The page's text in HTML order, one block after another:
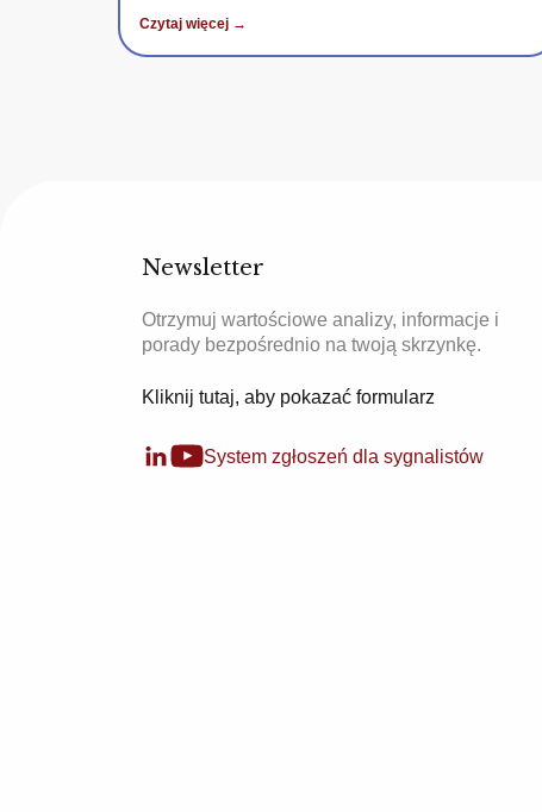
Czytaj więcej →
Newsletter
Otrzymuj wartościowe analizy, informacje i
porady bezpośrednio na twoją skrzynkę.
Kliknij tutaj, aby pokazać formularz
System zgłoszeń dla sygnalistów